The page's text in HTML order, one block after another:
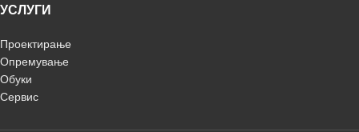
УСЛУГИ
Проектирање
Опремување
Обуки
Сервис